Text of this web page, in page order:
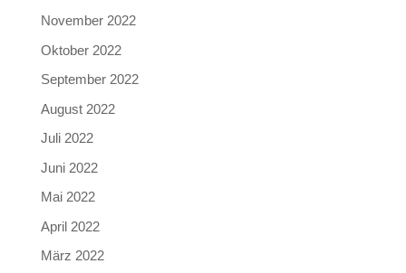
November 2022
Oktober 2022
September 2022
August 2022
Juli 2022
Juni 2022
Mai 2022
April 2022
März 2022